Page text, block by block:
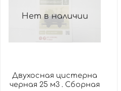
Нет в наличии
Двухосная цистерна
черная 25 м3 . Сборная